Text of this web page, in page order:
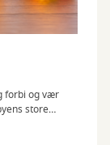
forbi og vær
store
bord) d. 5.